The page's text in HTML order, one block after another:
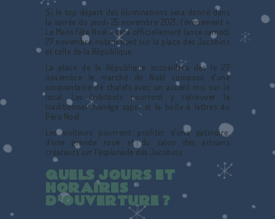
Si le top départ des illuminations sera donné dans
la soirée du jeudi 25 novembre 2021, l’événement «
Le Mans fête Noël » sera officiellement lancé samedi
27 novembre notamment sur la place des Jacobins
et celle de la République.
La place de la République accueillera dès le 27
novembre le marché de Noël composé d’une
cinquantaine de chalets avec un accent mis sur le
local. Les habitants pourront y retrouver le
traditionnel manège sapin et la boîte à lettres du
Père Noël.
Les visiteurs pourront profiter d’une patinoire,
d’une grande roue et du salon des artisans
créateurs sur l’esplanade des Jacobins.
QUELS JOURS ET
HORAIRES
D’OUVERTURE ?